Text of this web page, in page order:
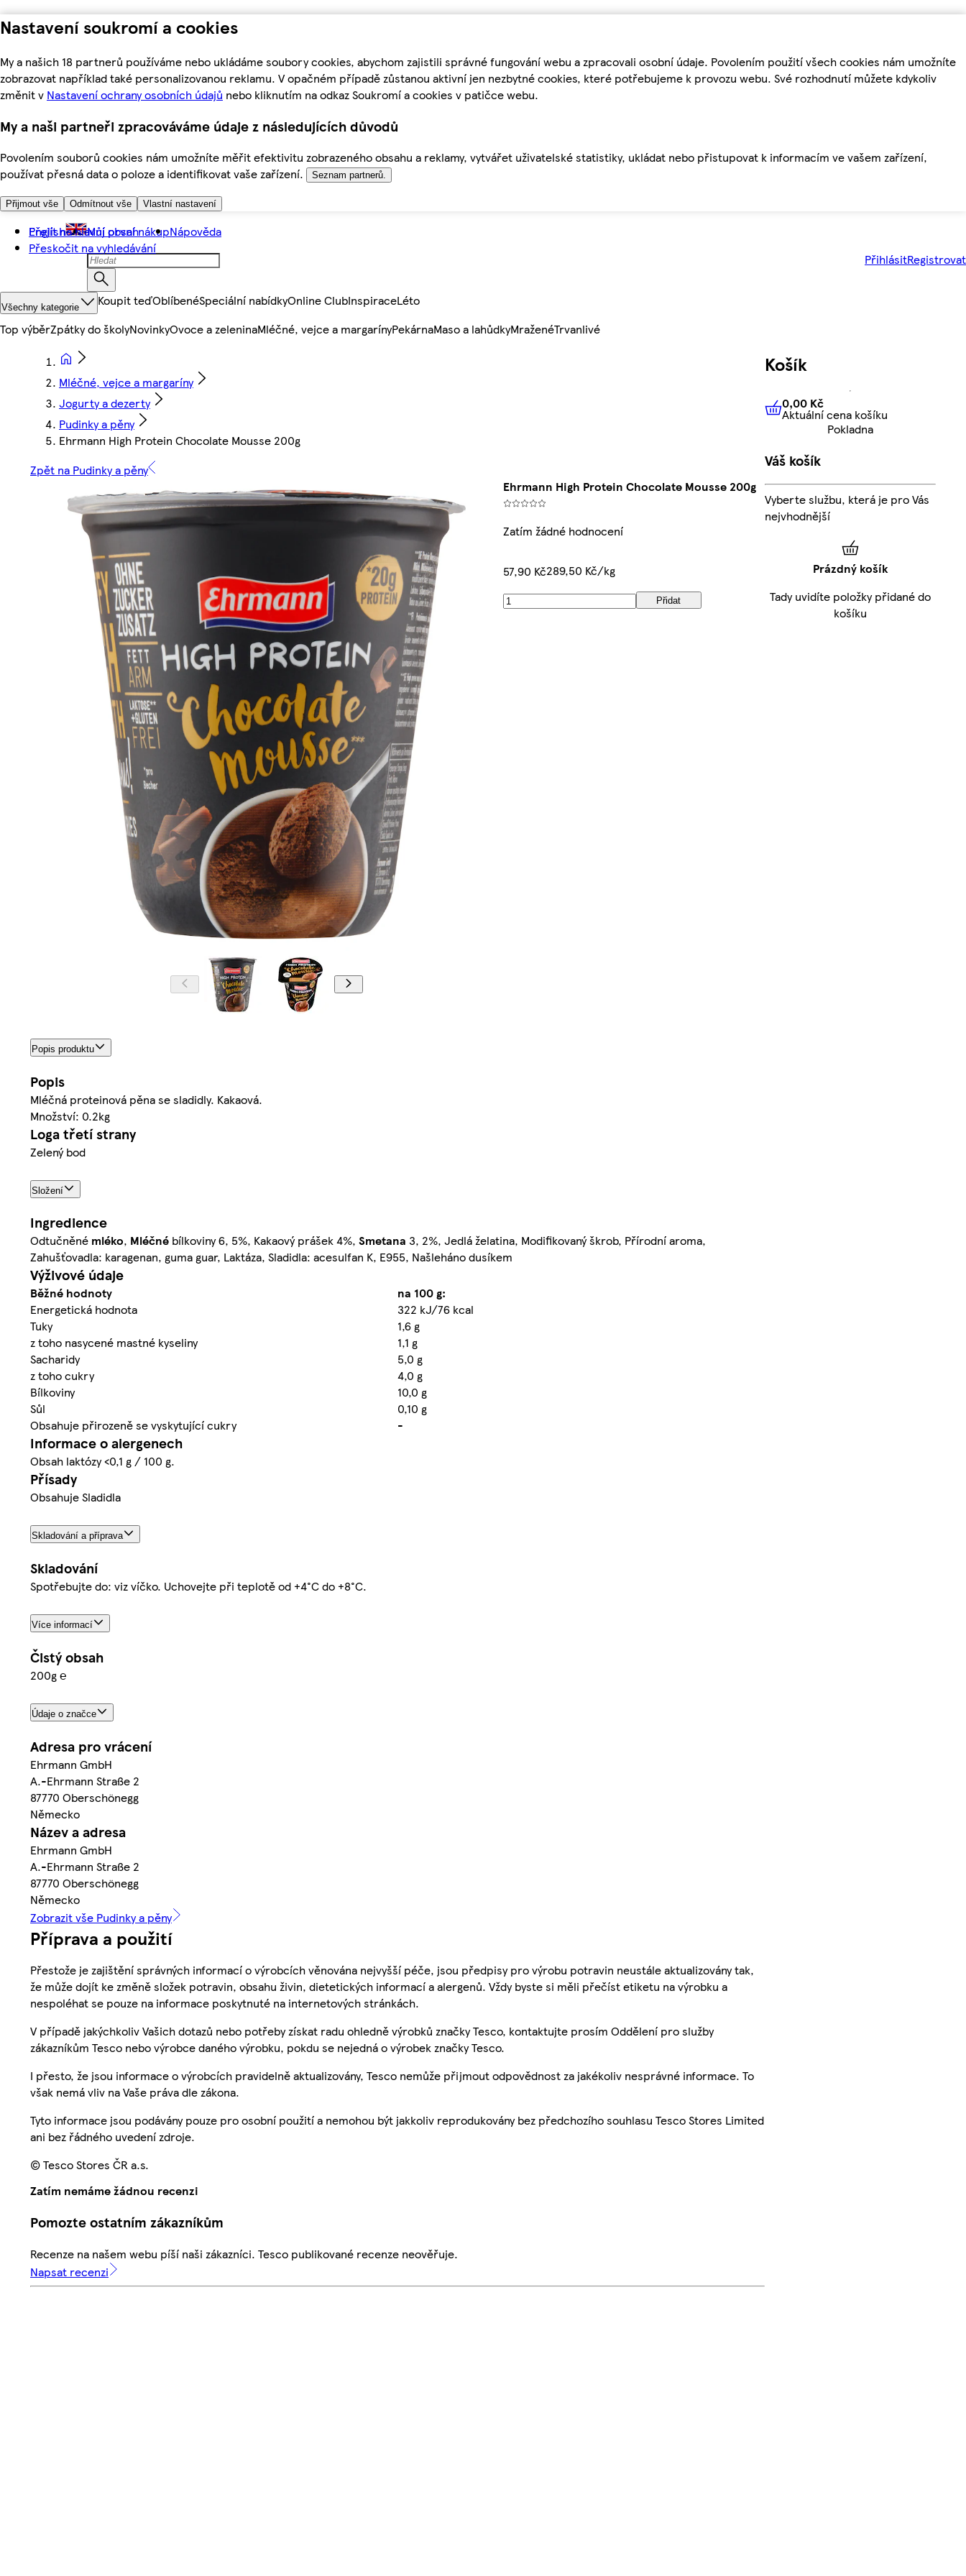
Nastavení soukromí a cookies
My a našich 18 partnerů používáme nebo ukládáme soubory cookies, abychom zajistili správné fungování webu a zpracovali osobní údaje. Povolením použití všech cookies nám umožníte
zobrazovat například také personalizovanou reklamu. V opačném případě zůstanou aktivní jen nezbytné cookies, které potřebujeme k provozu webu. Své rozhodnutí můžete kdykoliv
změnit v Nastavení ochrany osobních údajů nebo kliknutím na odkaz Soukromí a cookies v patičce webu.
My a naši partneři zpracováváme údaje z následujících důvodů
Povolením souborů cookies nám umožníte měřit efektivitu zobrazeného obsahu a reklamy, vytvářet uživatelské statistiky, ukládat nebo přistupovat k informacím ve vašem zařízení,
používat přesná data o poloze a identifikovat vaše zařízení.
Seznam partnerů.
Přijmout vše Odmítnout vše Vlastní nastavení
Přejít na hlavní obsah
Přeskočit na vyhledávání
English Můj první nákupNápověda
PřihlásitRegistrovat
Všechny kategorie Koupit teďOblíbenéSpeciální nabídkyOnline ClubInspiraceLéto
Top výběrZpátky do školyNovinkyOvoce a zeleninaMléčné, vejce a margarínyPekárnaMaso a lahůdkyMraženéTrvanlivé
Mléčné, vejce a margaríny
Jogurty a dezerty
Pudinky a pěny
Ehrmann High Protein Chocolate Mousse 200g
Zpět na Pudinky a pěny
Ehrmann High Protein Chocolate Mousse 200g
Zatím žádné hodnocení
57,90 Kč289,50 Kč/kg
Přidat
Popis produktu
Popis
Mléčná proteinová pěna se sladidly. Kakaová.
Množství: 0.2kg
Loga třetí strany
Zelený bod
Složení
Ingredience
Odtučněné mléko, Mléčné bílkoviny 6, 5%, Kakaový prášek 4%, Smetana 3, 2%, Jedlá želatina, Modifikovaný škrob, Přírodní aroma,
Zahušťovadla: karagenan, guma guar, Laktáza, Sladidla: acesulfan K, E955, Našleháno dusíkem
Výživové údaje
Běžné hodnoty
na 100 g:
Energetická hodnota
322 kJ/76 kcal
Tuky
1,6 g
z toho nasycené mastné kyseliny
1,1 g
Sacharidy
5,0 g
z toho cukry
4,0 g
Bílkoviny
10,0 g
Sůl
0,10 g
Obsahuje přirozeně se vyskytující cukry
-
Informace o alergenech
Obsah laktózy <0,1 g / 100 g.
Přísady
Obsahuje Sladidla
Skladování a příprava
Skladování
Spotřebujte do: viz víčko. Uchovejte při teplotě od +4°C do +8°C.
Více informací
Čistý obsah
200g ℮
Údaje o značce
Adresa pro vrácení
Ehrmann GmbH
A.-Ehrmann Straße 2
87770 Oberschönegg
Německo
Název a adresa
Ehrmann GmbH
A.-Ehrmann Straße 2
87770 Oberschönegg
Německo
Zobrazit vše Pudinky a pěny
Příprava a použití
Přestože je zajištění správných informací o výrobcích věnována nejvyšší péče, jsou předpisy pro výrobu potravin neustále aktualizovány tak,
že může dojít ke změně složek potravin, obsahu živin, dietetických informací a alergenů. Vždy byste si měli přečíst etiketu na výrobku a
nespoléhat se pouze na informace poskytnuté na internetových stránkách.
V případě jakýchkoliv Vašich dotazů nebo potřeby získat radu ohledně výrobků značky Tesco, kontaktujte prosím Oddělení pro služby
zákazníkům Tesco nebo výrobce daného výrobku, pokdu se nejedná o výrobek značky Tesco.
I přesto, že jsou informace o výrobcích pravidelně aktualizovány, Tesco nemůže přijmout odpovědnost za jakékoliv nesprávné informace. To
však nemá vliv na Vaše práva dle zákona.
Tyto informace jsou podávány pouze pro osobní použití a nemohou být jakkoliv reprodukovány bez předchozího souhlasu Tesco Stores Limited
ani bez řádného uvedení zdroje.
© Tesco Stores ČR a.s.
Zatím nemáme žádnou recenzi
Pomozte ostatním zákazníkům
Recenze na našem webu píší naši zákazníci. Tesco publikované recenze neověřuje.
Napsat recenzi
Košík
0,00 KčAktuální cena košíku
0,00 Kč
Aktuální cena košíku
Pokladna
Váš košík
Vyberte službu, která je pro Vás
nejvhodnější
Prázdný košík
Tady uvidíte položky přidané do
košíku